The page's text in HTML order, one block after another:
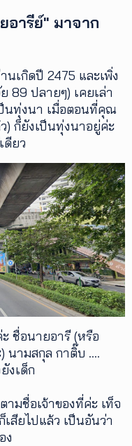
อารีย์" มาจาก
เกิดปี 2475 และเพิ่ง
89 ปลายๆ) เคยเล่า
นทุ่งนา เมื่อตอนที่คุณ
) ก็ยังเป็นทุ่งนาอยู่ค่ะ
ดียว
ชื่อนายอารี (หรือ
นามสกุล กาติ๊บ ....
งเด็ก
มชื่อเจ้าของที่ค่ะ เท็จ
สียไปแล้ว เป็นอันว่า
ง